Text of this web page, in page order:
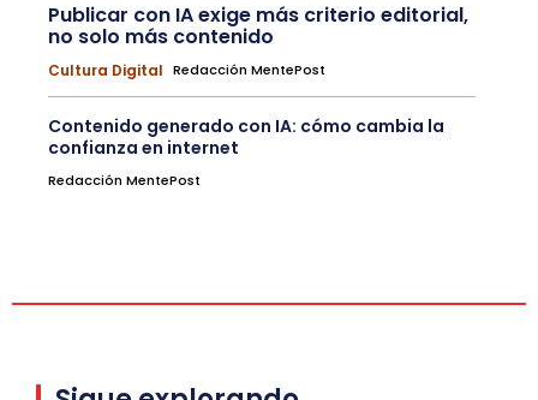
Publicar con IA exige más criterio editorial,
no solo más contenido
Cultura Digital Redacción MentePost
Contenido generado con IA: cómo cambia la
confianza en internet
Redacción MentePost